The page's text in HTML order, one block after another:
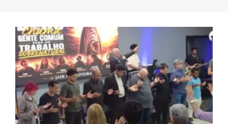
Apóstolo Jair de Oliveira oficializa Marcos
Alexandre na liderança do Ministério de
Mídia da Catedral da Bênção